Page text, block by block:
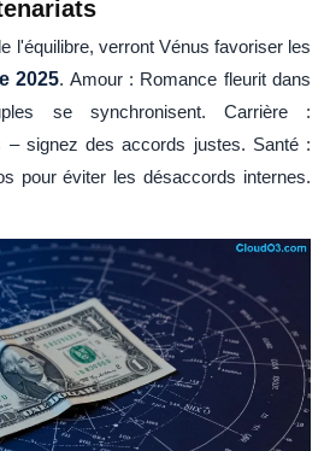
l'équilibre, verront Vénus favoriser les
2025. Amour : Romance fleurit dans
se synchronisent. Carrière :
– signez des accords justes. Santé :
pour éviter les désaccords internes.